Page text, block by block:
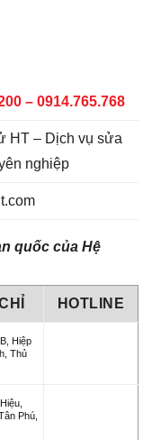
– 0914.765.768
HT – Dịch vụ sửa
nghiệp
quốc của Hệ
HOTLINE
Hiệp
Thủ
Phú,